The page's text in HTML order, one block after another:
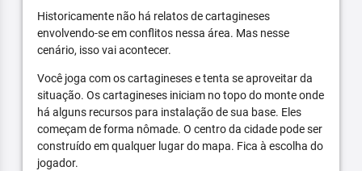
Historicamente não há relatos de cartagineses
envolvendo-se em conflitos nessa área. Mas nesse
cenário, isso vai acontecer.
Você joga com os cartagineses e tenta se aproveitar da
situação. Os cartagineses iniciam no topo do monte onde
há alguns recursos para instalação de sua base. Eles
começam de forma nômade. O centro da cidade pode ser
construído em qualquer lugar do mapa. Fica à escolha do
jogador.